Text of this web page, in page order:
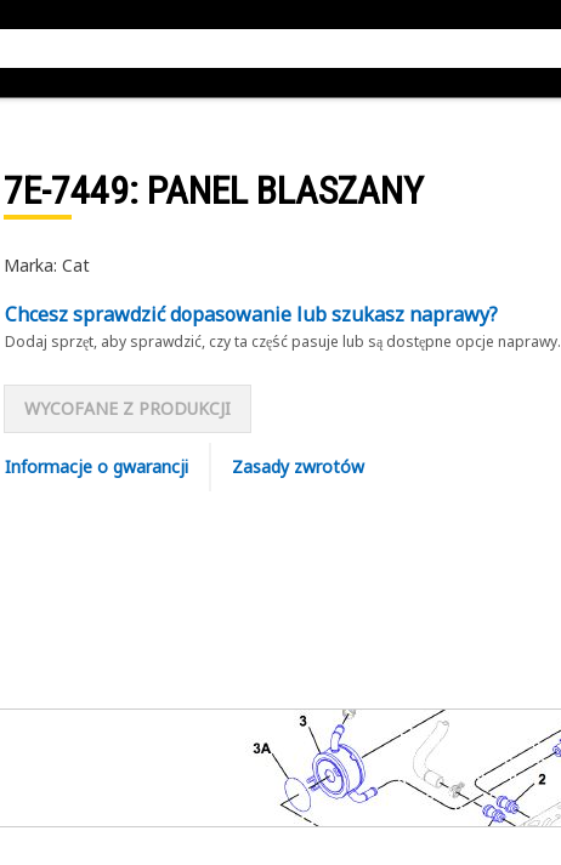
7E-7449: PANEL BLASZANY
Marka: Cat
Chcesz sprawdzić dopasowanie lub szukasz naprawy?
Dodaj sprzęt, aby sprawdzić, czy ta część pasuje lub są dostępne opcje naprawy.
WYCOFANE Z PRODUKCJI
Informacje o gwarancji Zasady zwrotów